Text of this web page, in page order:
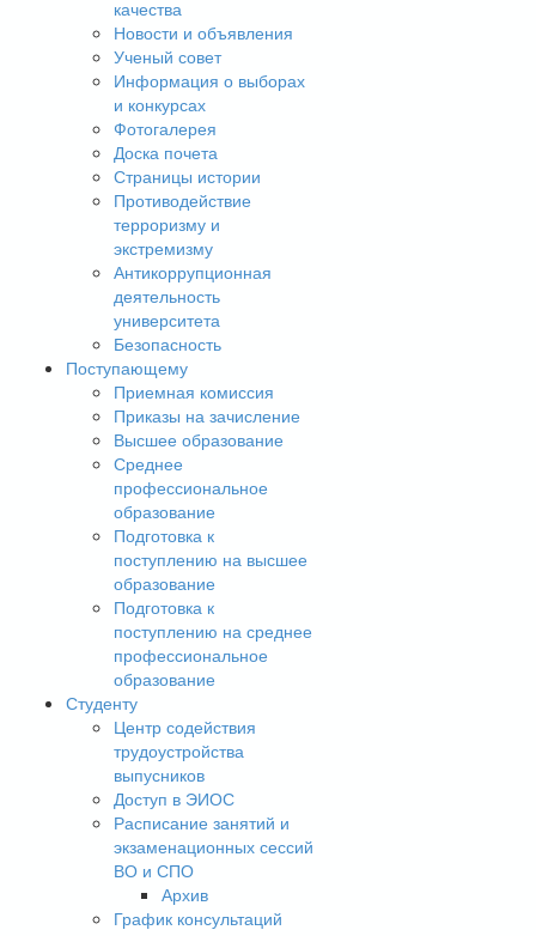
качества
Новости и объявления
Ученый совет
Информация о выборах
и конкурсах
Фотогалерея
Доска почета
Страницы истории
Противодействие
терроризму и
экстремизму
Антикоррупционная
деятельность
университета
Безопасность
Поступающему
Приемная комиссия
Приказы на зачисление
Высшее образование
Среднее
профессиональное
образование
Подготовка к
поступлению на высшее
образование
Подготовка к
поступлению на среднее
профессиональное
образование
Студенту
Центр содействия
трудоустройства
выпусников
Доступ в ЭИОС
Расписание занятий и
экзаменационных сессий
ВО и СПО
Архив
График консультаций